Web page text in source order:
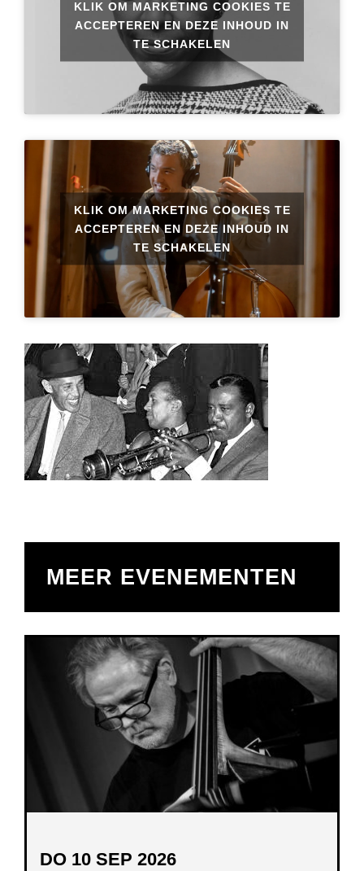
KLIK OM MARKETING COOKIES TE
ACCEPTEREN EN DEZE INHOUD IN
TE SCHAKELEN
KLIK OM MARKETING COOKIES TE
ACCEPTEREN EN DEZE INHOUD IN
TE SCHAKELEN
MEER EVENEMENTEN
DO 10 SEP 2026